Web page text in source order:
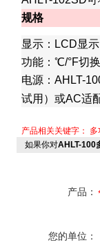
规格
显示：LCD显
功能：℃/°F切换
电源：AHLT-
试用）或AC适
产品相关关键字： 多
如果你对AHLT-100
产品：
您的单位：